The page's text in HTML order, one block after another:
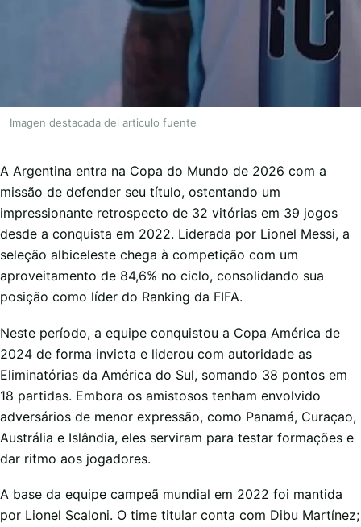
Imagen destacada del articulo fuente
A Argentina entra na Copa do Mundo de 2026 com a
missão de defender seu título, ostentando um
impressionante retrospecto de 32 vitórias em 39 jogos
desde a conquista em 2022. Liderada por Lionel Messi, a
seleção albiceleste chega à competição com um
aproveitamento de 84,6% no ciclo, consolidando sua
posição como líder do Ranking da FIFA.
Neste período, a equipe conquistou a Copa América de
2024 de forma invicta e liderou com autoridade as
Eliminatórias da América do Sul, somando 38 pontos em
18 partidas. Embora os amistosos tenham envolvido
adversários de menor expressão, como Panamá, Curaçao,
Austrália e Islândia, eles serviram para testar formações e
dar ritmo aos jogadores.
A base da equipe campeã mundial em 2022 foi mantida
por Lionel Scaloni. O time titular conta com Dibu Martínez;